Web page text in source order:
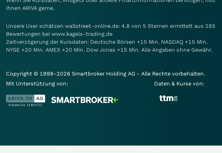
Ihnen ARIVA gerne.
Unsere User schätzen wallstreet-online.de: 4.8 von 5 Sternen ermittelt aus 285
Bewertungen bei www.kagels-trading.de
Zeitverzögerung der Kursdaten: Deutsche Börsen +15 Min. NASDAQ +15 Min.
NYSE +20 Min. AMEX +20 Min. Dow Jones +15 Min. Alle Angaben ohne Gewähr.
Copyright © 1998-2026 Smartbroker Holding AG - Alle Rechte vorbehalten.
Mit Unterstützung von:
Daten & Kurse von: